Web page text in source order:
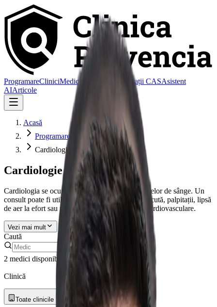
ProgramareCliniciMedic de familie Consultații CASAsistent
AIArticole
Acasă
Programare
Cardiologie
Cardiologie
Cardiologia se ocupă de sănătatea inimii și a vaselor de sânge. Un
consult poate fi util pentru tensiune arterială crescută, palpitații, lipsă
de aer la efort sau monitorizarea unei afecțiuni cardiovasculare.
Vezi mai mult
Caută
2 medici disponibili Filtre Clinică și zonă
Clinică
Toate clinicile